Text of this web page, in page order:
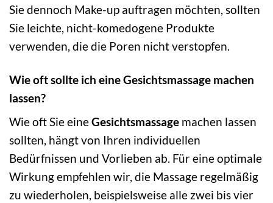
Sie dennoch Make-up auftragen möchten, sollten
Sie leichte, nicht-komedogene Produkte
verwenden, die die Poren nicht verstopfen.
Wie oft sollte ich eine Gesichtsmassage machen
lassen?
Wie oft Sie eineGesichtsmassage machen lassen
sollten, hängt von Ihren individuellen
Bedürfnissen und Vorlieben ab. Für eine optimale
Wirkung empfehlen wir, die Massage regelmäßig
zu wiederholen, beispielsweise alle zwei bis vier